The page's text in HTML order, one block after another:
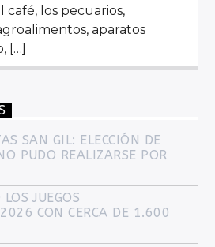
café, los pecuarios,
aparatos
[…]
SAN GIL: ELECCIÓN DE
PUDO REALIZARSE POR
JUEGOS
2026 CON CERCA DE 1.600